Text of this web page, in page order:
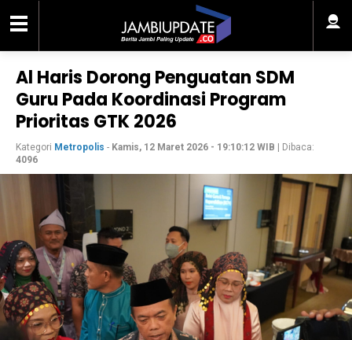
Al Haris Dorong Penguatan SDM
Guru Pada Koordinasi Program
Prioritas GTK 2026
Kategori Metropolis - Kamis, 12 Maret 2026 - 19:10:12 WIB | Dibaca:
4096